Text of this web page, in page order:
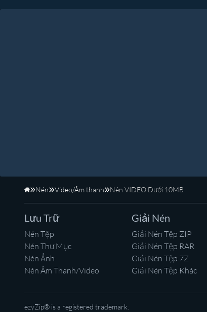
Trang Chủ
Nén Video/Âm thanh Nén VIDEO Dưới 10MB
Lưu Trữ
Nén Tệp
Nén Thư Mục
Nén Ảnh
Nén Âm Thanh/Video
Giải Nén
Giải Nén Tệp ZIP
Giải Nén Tệp RAR
Giải Nén Tệp 7Z
Giải Nén Tệp Khác
ezyZip® is a registered trademark.